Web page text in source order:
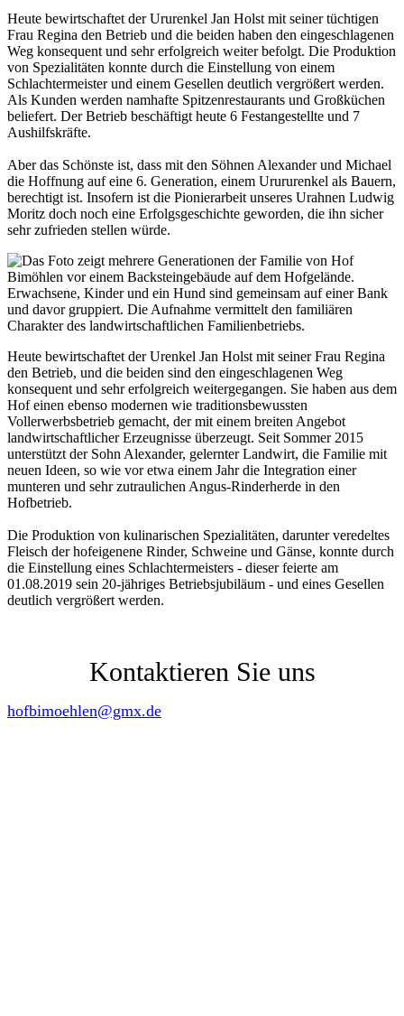
Heute bewirtschaftet der Ururenkel Jan Holst mit seiner tüchtigen
Frau Regina den Betrieb und die beiden haben den eingeschlagenen
Weg konsequent und sehr erfolgreich weiter befolgt. Die Produktion
von Spezialitäten konnte durch die Einstellung von einem
Schlachtermeister und einem Gesellen deutlich vergrößert werden.
Als Kunden werden namhafte Spitzenrestaurants und Großküchen
beliefert. Der Betrieb beschäftigt heute 6 Festangestellte und 7
Aushilfskräfte.
Aber das Schönste ist, dass mit den Söhnen Alexander und Michael
die Hoffnung auf eine 6. Generation, einem Urururenkel als Bauern,
berechtigt ist. Insofern ist die Pionierarbeit unseres Urahnen Ludwig
Moritz doch noch eine Erfolgsgeschichte geworden, die ihn sicher
sehr zufrieden stellen würde.
Heute bewirtschaftet der Urenkel Jan Holst mit seiner Frau Regina
den Betrieb, und die beiden sind den eingeschlagenen Weg
konsequent und sehr erfolgreich weitergegangen. Sie haben aus dem
Hof einen ebenso modernen wie traditionsbewussten
Vollerwerbsbetrieb gemacht, der mit einem breiten Angebot
landwirtschaftlicher Erzeugnisse überzeugt. Seit Sommer 2015
unterstützt der Sohn Alexander, gelernter Landwirt, die Familie mit
neuen Ideen, so wie vor etwa einem Jahr die Integration einer
munteren und sehr zutraulichen Angus-Rinderherde in den
Hofbetrieb.
Die Produktion von kulinarischen Spezialitäten, darunter veredeltes
Fleisch der hofeigenene Rinder, Schweine und Gänse, konnte durch
die Einstellung eines Schlachtermeisters - dieser feierte am
01.08.2019 sein 20-jähriges Betriebsjubiläum - und eines Gesellen
deutlich vergrößert werden.
Kontaktieren Sie uns
hofbimoehlen@gmx.de